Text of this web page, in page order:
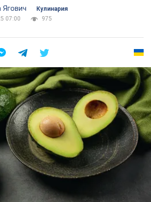
Ягович
Кулинария
07:00
975